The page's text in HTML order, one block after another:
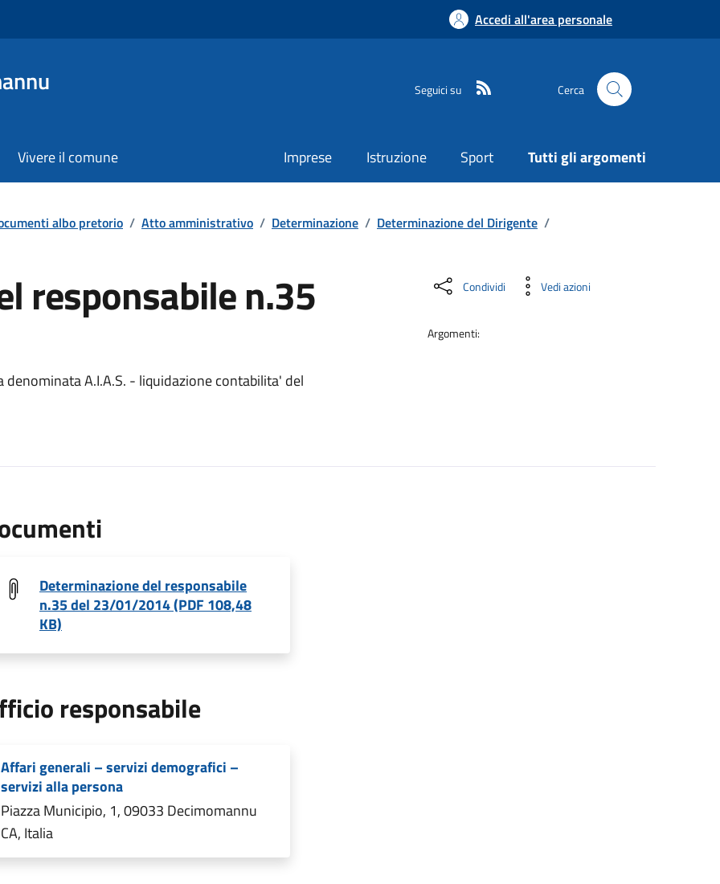
Accedi all'area personale
Seguici su Cerca
Vivere il comune Imprese Istruzione Sport Tutti gli argomenti
albo pretorio / Atto amministrativo / Determinazione / Determinazione del Dirigente /
responsabile n.35
A.I.A.S. - liquidazione contabilita' del
Condividi Vedi azioni
Argomenti:
Determinazione del responsabile
n.35 del 23/01/2014 (PDF 108,48
KB)
responsabile
Affari generali – servizi demografici –
servizi alla persona
Piazza Municipio, 1, 09033 Decimomannu
CA, Italia